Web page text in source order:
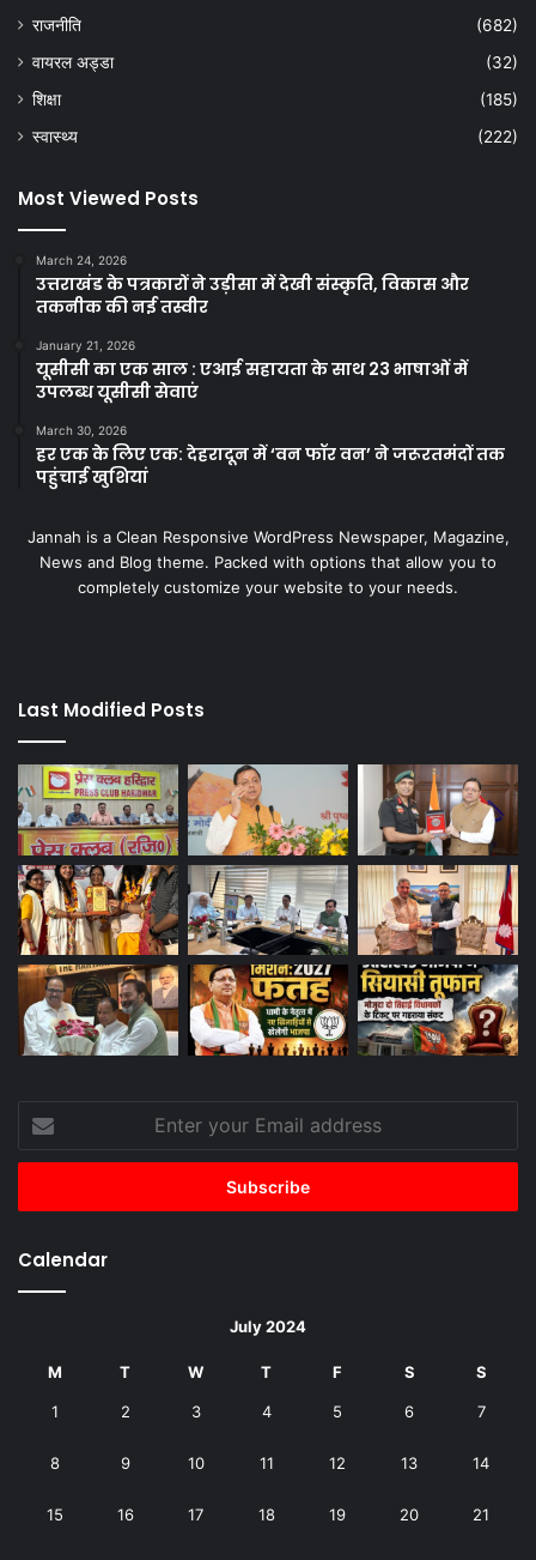
राजनीति
(682)
वायरल अड्डा
(32)
शिक्षा
(185)
स्वास्थ्य
(222)
Most Viewed Posts
March 24, 2026
उत्तराखंड के पत्रकारों ने उड़ीसा में देखी संस्कृति, विकास और
तकनीक की नई तस्वीर
January 21, 2026
यूसीसी का एक साल : एआई सहायता के साथ 23 भाषाओं में
उपलब्ध यूसीसी सेवाएं
March 30, 2026
हर एक के लिए एक: देहरादून में ‘वन फॉर वन’ ने जरूरतमंदों तक
पहुंचाई खुशियां
Jannah is a Clean Responsive WordPress Newspaper, Magazine,
News and Blog theme. Packed with options that allow you to
completely customize your website to your needs.
Last Modified Posts
your
Email
Calendar
July 2024
M T W T F S S
1 2 3 4 5 6 7
8 9 10 11 12 13 14
15 16 17 18 19 20 21